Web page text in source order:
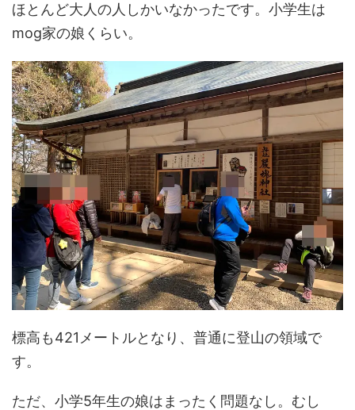
ほとんど大人の人しかいなかったです。小学生は
mog家の娘くらい。
標高も421メートルとなり、普通に登山の領域で
す。
ただ、小学5年生の娘はまったく問題なし。むし